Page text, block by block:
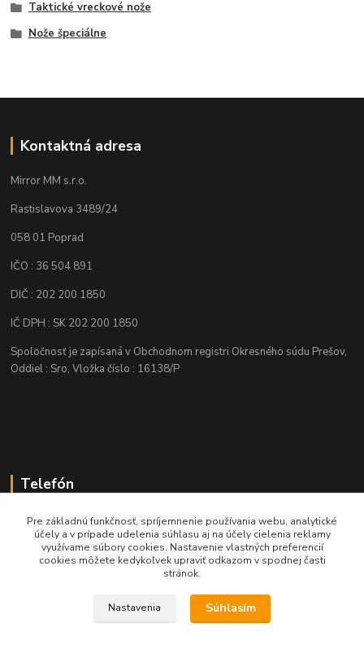
Taktické vreckové nože
Nože špeciálne
Kontaktná adresa
Mirror MM s.r.o.
Rastislavova 3489/24
058 01 Poprad
IČO : 36 504 891
DIČ : 202 200 1850
IČ DPH : SK 202 200 1850
Spoločnosť je zapísaná v Obchodnom registri Okresného súdu Prešov,
Oddiel : Sro, Vložka číslo : 16138/P
Telefón
+421 905 622 625
obchod@nozeplus.sk
Pre základnú funkčnosť, spríjemnenie používania webu, analytické
účely a v prípade udelenia súhlasu aj na účely cielenia reklamy
využívame súbory cookies. Nastavenie vlastných preferencií
cookies môžete kedykoľvek upraviť odkazom v spodnej časti
stránok.
Nastavenia Súhlasím